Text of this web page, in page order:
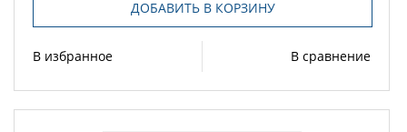
ДОБАВИТЬ В КОРЗИНУ
В избранное В сравнение